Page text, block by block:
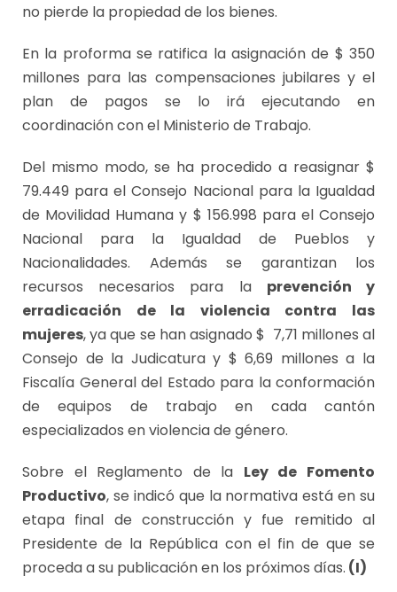
no pierde la propiedad de los bienes.
En la proforma se ratifica la asignación de $ 350
millones para las compensaciones jubilares y el
plan de pagos se lo irá ejecutando en
coordinación con el Ministerio de Trabajo.
Del mismo modo, se ha procedido a reasignar $
79.449 para el Consejo Nacional para la Igualdad
de Movilidad Humana y $ 156.998 para el Consejo
Nacional para la Igualdad de Pueblos y
Nacionalidades. Además se garantizan los
recursos necesarios para la prevención y
erradicación de la violencia contra las
mujeres, ya que se han asignado $ 7,71 millones al
Consejo de la Judicatura y $ 6,69 millones a la
Fiscalía General del Estado para la conformación
de equipos de trabajo en cada cantón
especializados en violencia de género.
Sobre el Reglamento de la Ley de Fomento
Productivo, se indicó que la normativa está en su
etapa final de construcción y fue remitido al
Presidente de la República con el fin de que se
proceda a su publicación en los próximos días. (I)